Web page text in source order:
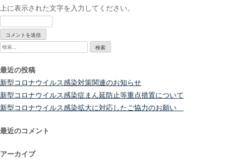
上に表示された文字を入力してください。
検
最近の投稿
新型コロナウイルス感染対策関連のお知らせ
新型コロナウイルス感染症まん延防止等重点措置について
新型コロナウイルス感染拡大に対応したご協力のお願い
最近のコメント
アーカイブ